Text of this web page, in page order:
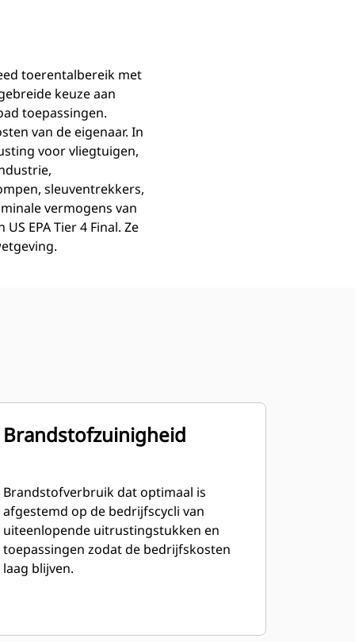
toerentalbereik met
keuze aan
toepassingen.
van de eigenaar. In
voor vliegtuigen,
sleuventrekkers,
vermogens van
EPA Tier 4 Final. Ze
Brandstofzuinigheid
Brandstofverbruik dat optimaal is
afgestemd op de bedrijfscycli van
uiteenlopende uitrustingstukken en
toepassingen zodat de bedrijfskosten
laag blijven.